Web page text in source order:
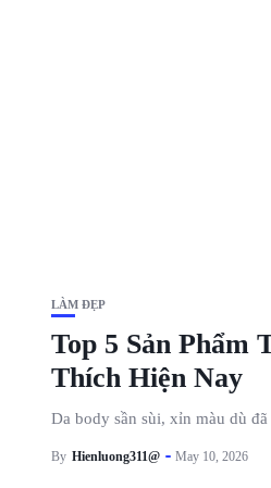
LÀM ĐẸP
Top 5 Sản Phẩm
Thích Hiện Nay
Da body sần sùi, xỉn màu dù
By Hienluong311@ May 10, 2026